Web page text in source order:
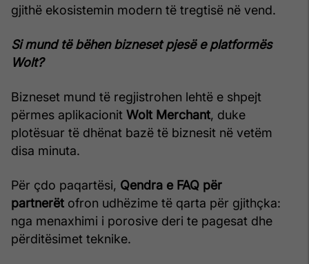
gjithë ekosistemin modern të tregtisë në vend.
Si mund të bëhen bizneset pjesë e platformës
Wolt?
Bizneset mund të regjistrohen lehtë e shpejt
përmes aplikacionit Wolt Merchant, duke
plotësuar të dhënat bazë të biznesit në vetëm
disa minuta.
Për çdo paqartësi, Qendra e FAQ për
partnerët ofron udhëzime të qarta për gjithçka:
nga menaxhimi i porosive deri te pagesat dhe
përditësimet teknike.